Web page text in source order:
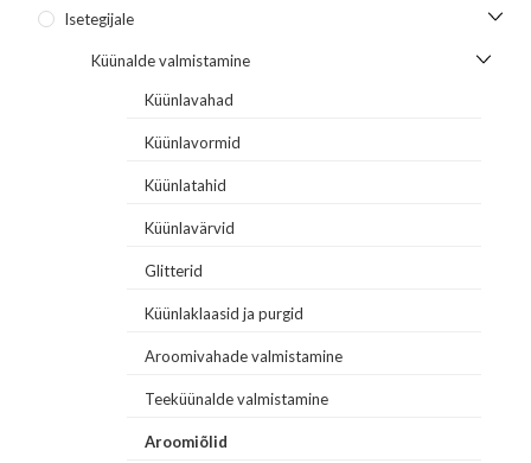
Isetegijale
Küünalde valmistamine
Küünlavahad
Küünlavormid
Küünlatahid
Küünlavärvid
Glitterid
Küünlaklaasid ja purgid
Aroomivahade valmistamine
Teeküünalde valmistamine
Aroomiõlid